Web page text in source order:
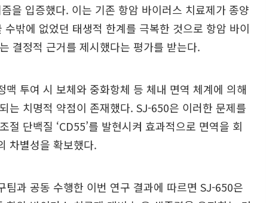
을 입증했다. 이는 기존 항암 바이러스 치료제가 종양
밖에 없었던 태생적 한계를 극복한 것으로 항암 바이
결정적 근거를 제시했다는 평가를 받는다.
투여 시 보체와 중화항체 등 체내 면역 체계에 의해
는 치명적 약점이 존재했다. SJ-650은 이러한 문제를
절 단백질 ‘CD55’를 발현시켜 효과적으로 면역을 회
차별성을 확보했다.
팀과 공동 수행한 이번 연구 결과에 따르면 SJ-650은